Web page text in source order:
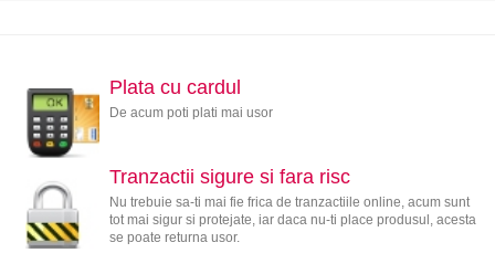
Plata cu cardul
De acum poti plati mai usor
Tranzactii sigure si fara risc
Nu trebuie sa-ti mai fie frica de tranzactiile online, acum sunt
tot mai sigur si protejate, iar daca nu-ti place produsul, acesta
se poate returna usor.